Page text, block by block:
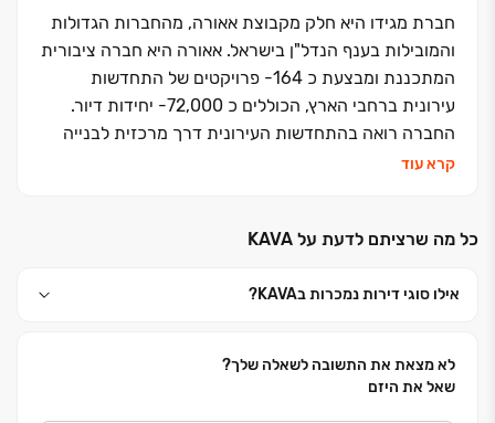
לפעילות ההתחדשות העירונית בהיקף של כ-13,000
יחידות דיור חדשות בפרויקטים שונים. בפברואר 2023 אשל
הירדן הונפקה בבורסה כחברה פרטית מדווחת.
חברת מגידו היא חלק מקבוצת אאורה, מהחברות הגדולות
והמובילות בענף הנדל"ן בישראל. אאורה היא חברה ציבורית
המתכננת ומבצעת כ 164- פרויקטים של התחדשות
עירונית ברחבי הארץ, הכוללים כ 72,000- יחידות דיור.
החברה רואה בהתחדשות העירונית דרך מרכזית לבנייה
וחידוש פני ישראל, מתוך תפיסה חברתית וציונית השואפת
בכל רחבי הארץ, ובמהלך השנים בנתה ובונה אלפי יחידות
בפיתוח ובנייה של פרויקטים למסחר ותעסוקה בהיקפים
קרא עוד
כל מה שרציתם לדעת על KAVA‏
אילו סוגי דירות נמכרות בKAVA‏?
לא מצאת את התשובה לשאלה שלך?
שאל את היזם